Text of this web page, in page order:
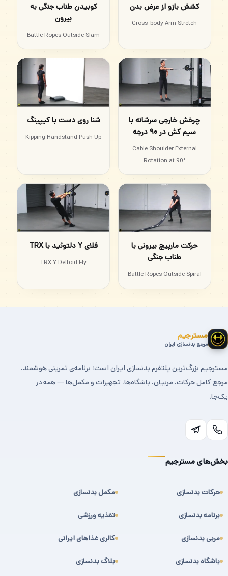
کشش بازو از عرض بدن
Cross-body Arm Stretch
کوبیدن طناب جنگی به
بیرون
Battle Ropes Outside Slam
چرخش خارجی سرشانه با
سیم کش در ۹۰ درجه
Cable Shoulder External
Rotation at 90°
شنا روی دست با کیپینگ
Kipping Handstand Push Up
حرکت مارپیچ بیرونی با
طناب جنگی
Battle Ropes Outside Spiral
فلای Y دلتوئید با TRX
TRX Y Deltoid Fly
مسترجیم
مرجع بدنسازی ایران
مسترجیم بزرگ‌ترین پلتفرم بدنسازی ایران است؛ برنامه‌ی تمرینی هوشمند،
مرجع کامل حرکات، مربیان، باشگاه‌ها، تجهیزات و مکمل‌ها — همه در
یک‌جا.
بخش‌های مسترجیم
حرکات بدنسازی
برنامه بدنسازی
مربی بدنسازی
باشگاه بدنسازی
مکمل بدنسازی
تغذیه ورزشی
کالری غذاهای ایرانی
بلاگ بدنسازی